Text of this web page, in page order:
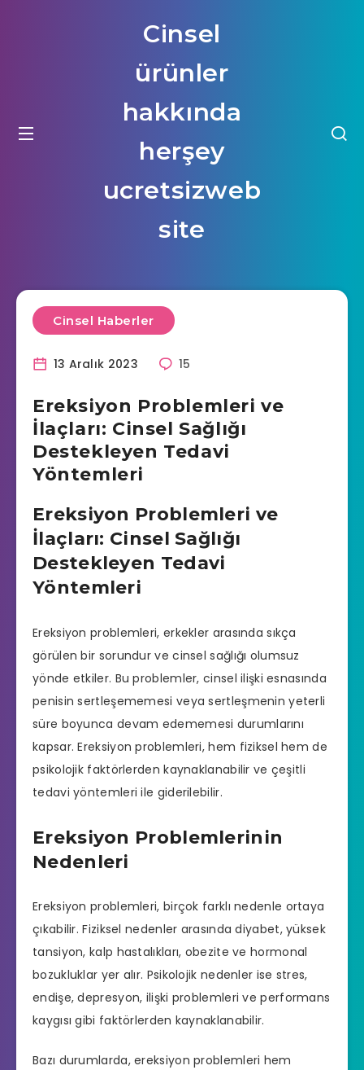
Cinsel
ürünler
hakkında
herşey
ucretsizweb
site
Cinsel Haberler
13 Aralık 2023 15
Ereksiyon Problemleri ve
İlaçları: Cinsel Sağlığı
Destekleyen Tedavi
Yöntemleri
Ereksiyon Problemleri ve
İlaçları: Cinsel Sağlığı
Destekleyen Tedavi
Yöntemleri
Ereksiyon problemleri, erkekler arasında sıkça
görülen bir sorundur ve cinsel sağlığı olumsuz
yönde etkiler. Bu problemler, cinsel ilişki esnasında
penisin sertleşememesi veya sertleşmenin yeterli
süre boyunca devam edememesi durumlarını
kapsar. Ereksiyon problemleri, hem fiziksel hem de
psikolojik faktörlerden kaynaklanabilir ve çeşitli
tedavi yöntemleri ile giderilebilir.
Ereksiyon Problemlerinin
Nedenleri
Ereksiyon problemleri, birçok farklı nedenle ortaya
çıkabilir. Fiziksel nedenler arasında diyabet, yüksek
tansiyon, kalp hastalıkları, obezite ve hormonal
bozukluklar yer alır. Psikolojik nedenler ise stres,
endişe, depresyon, ilişki problemleri ve performans
kaygısı gibi faktörlerden kaynaklanabilir.
Bazı durumlarda, ereksiyon problemleri hem